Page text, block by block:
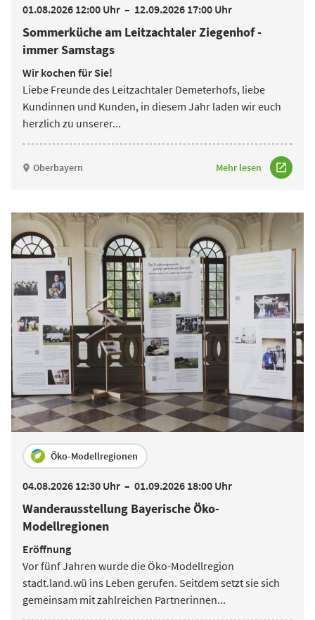
01.08.2026 12:00 Uhr – 12.09.2026 17:00 Uhr
Sommerküche am Leitzachtaler Ziegenhof -
immer Samstags
Wir kochen für Sie!
Liebe Freunde des Leitzachtaler Demeterhofs, liebe
Kundinnen und Kunden, in diesem Jahr laden wir euch
herzlich zu unserer...
Oberbayern Mehr lesen
04.08.2026 12:30 Uhr – 01.09.2026 18:00 Uhr
Wanderausstellung Bayerische Öko-
Modellregionen
Öko-Modellregionen
Eröffnung
Vor fünf Jahren wurde die Öko-Modellregion
stadt.land.wü ins Leben gerufen. Seitdem setzt sie sich
gemeinsam mit zahlreichen Partnerinnen...